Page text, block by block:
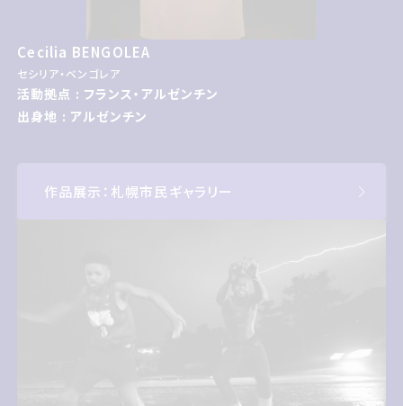
Cecilia BENGOLEA
セシリア・ベンゴレア
活動拠点 : フランス・アルゼンチン
出身地 : アルゼンチン
作品展示：札幌市民ギャラリー